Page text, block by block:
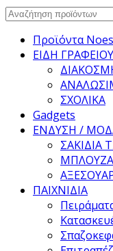
Search
Προϊόντα
ΕΙΔΗ ΓΡΑΦΕΙΟΥ
ΣΧΟΛΙΚΑ
Gadgets
ΕΝΔΥΣΗ /
ΣΑΚΙΔΙΑ
ΠΑΙΧΝΙΔΙΑ